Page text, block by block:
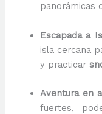
panorámicas
Escapada a
isla cercana
y practicar
Aventura en
fuertes,